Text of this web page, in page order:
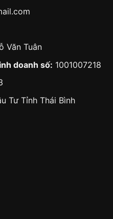
Văn Tuân
doanh số: 1001007218
Tư Tỉnh Thái Bình